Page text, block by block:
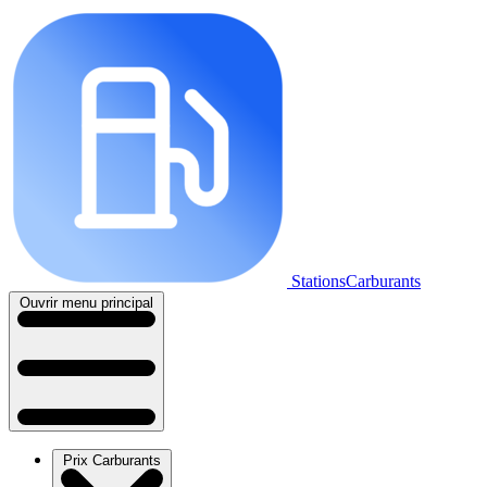
StationsCarburants
Ouvrir menu principal
Prix Carburants